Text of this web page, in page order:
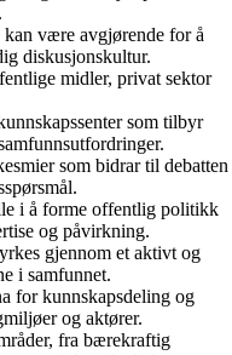
være avgjørende for å
diskusjonskultur.
midler, privat sektor
som tilbyr
som bidrar til debatten
i å forme offentlig politikk
og påvirkning.
gjennom et aktivt og
i samfunnet.
for kunnskapsdeling og
og aktører.
fra bærekraftig